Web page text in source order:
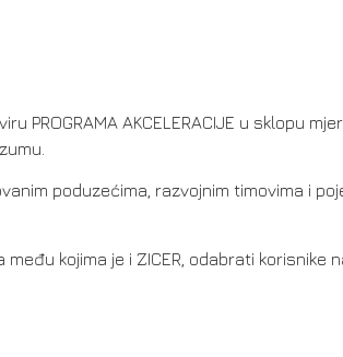
PROGRAMA AKCELERACIJE u sklopu
poduzećima, razvojnim timovima i
kojima je i ZICER, odabrati korisnike